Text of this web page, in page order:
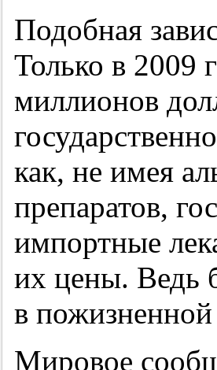
Подобная
Только в 2009
миллионов
как, не имея
препаратов,
импортные
их цены. Ведь
в пожизненной
Мировое